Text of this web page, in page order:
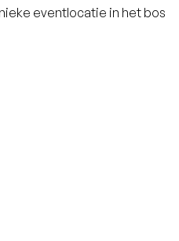
eventlocatie in het bos